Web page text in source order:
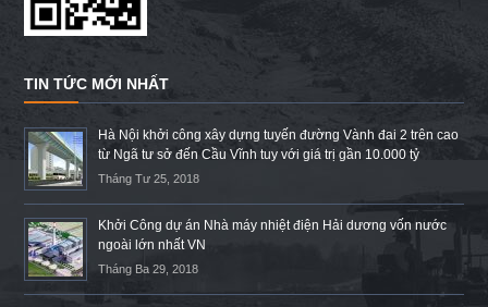
TIN TỨC MỚI NHẤT
Hà Nội khởi công xây dựng tuyến đường Vành đai 2 trên cao
từ Ngã tư sở đến Cầu Vĩnh tuy với giá trị gần 10.000 tỷ
Tháng Tư 25, 2018
Khởi Công dự án Nhà máy nhiệt điện Hải dương vốn nước
ngoài lớn nhất VN
Tháng Ba 29, 2018